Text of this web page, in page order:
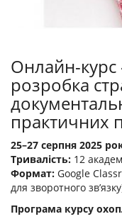
Онлайн-курс
розробка
практичних
25–27 серпня 2025
Тривалість: 12
Формат: Google
для зворотного
Програма курсу